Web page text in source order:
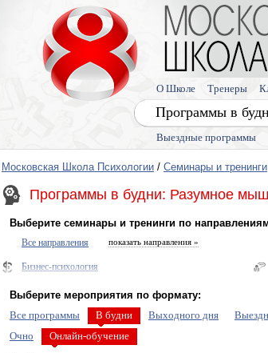
Выездные программы
Программы в
О Школе Тренеры
Московская Школа Психологии / Семинары и тренинги
Программы в будни: Разумное
Выберите семинары и тренинги по
Все направления показать направления »
Бизнес-психология
Диагностика и прогнозирование
Психо и энерго практики общения и переговоров
Управление мышлением
Выберите мероприятия по формату:
Все программы
В будни Выходного дня
Очно
Онлайн-обучение